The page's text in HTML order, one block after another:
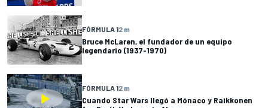
FÓRMULA 12 m
Bruce McLaren, el fundador de un equipo
legendario (1937-1970)
FÓRMULA 12 m
Cuando Star Wars llegó a Mónaco y Raikkonen